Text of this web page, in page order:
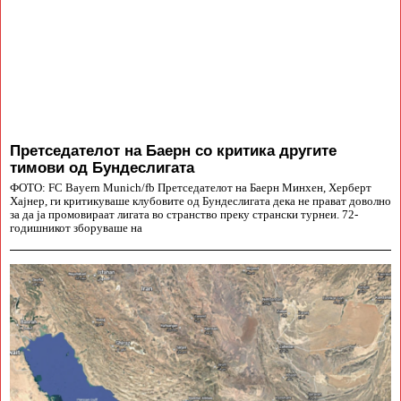
Претседателот на Баерн со критика другите
тимови од Бундеслигата
ФОТО: FC Bayern Munich/fb Претседателот на Баерн Минхен, Херберт
Хајнер, ги критикуваше клубовите од Бундеслигата дека не прават доволно
за да ја промовираат лигата во странство преку странски турнеи. 72-
годишникот зборуваше на